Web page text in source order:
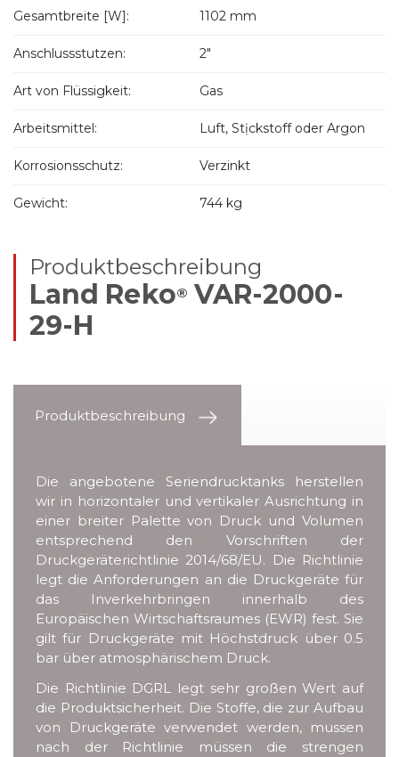
Gesamtbreite [W]: 1102 mm
Anschlussstutzen: 2"
Art von Flüssigkeit: Gas
Arbeitsmittel: Luft, Stịckstoff oder Argon
Korrosionsschutz: Verzinkt
Gewicht: 744 kg
Produktbeschreibung
Land Reko® VAR-2000-
29-H
Produktbeschreibung
Die angebotene Seriendrucktanks herstellen
wir in horizontaler und vertikaler Ausrichtung in
einer breiter Palette von Druck und Volumen
entsprechend den Vorschriften der
Druckgeräterichtlinie 2014/68/EU. Die Richtlinie
legt die Anforderungen an die Druckgeräte für
das Inverkehrbringen innerhalb des
Europäischen Wirtschaftsraumes (EWR) fest. Sie
gilt für Druckgeräte mit Höchstdruck über 0.5
bar über atmosphärischem Druck.
Die Richtlinie DGRL legt sehr großen Wert auf
die Produktsicherheit. Die Stoffe, die zur Aufbau
von Druckgeräte verwendet werden, mussen
nach der Richtlinie müssen die strengen